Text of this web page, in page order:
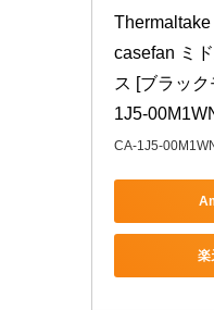
casefan ミ
ス [ブラッ
1J5-
CA-1J5-
楽